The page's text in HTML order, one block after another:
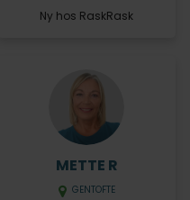
Ny hos RaskRask
METTE R
GENTOFTE